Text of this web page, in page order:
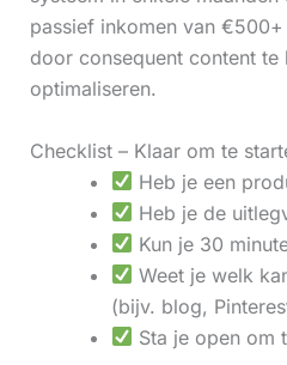
passief inkomen van
door consequent content
optimaliseren.
Checklist – Klaar om te
Heb je een
Heb je de
Kun je 30
Weet je welk
(bijv. blog,
Sta je open om